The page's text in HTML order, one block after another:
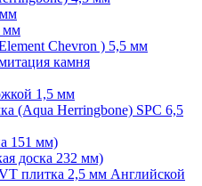
мм
Chevron ) 5,5 мм
камня
1,5 мм
(Aqua Herringbone) SPC 6,5
151 мм)
доска 232 мм)
плитка 2,5 мм Английской